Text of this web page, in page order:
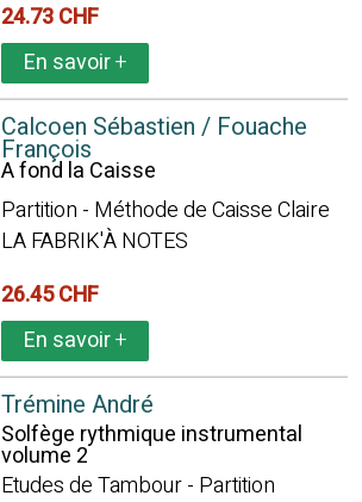
24.73 CHF
En savoir+
Calcoen Sébastien / Fouache
François
A fond la Caisse
Partition - Méthode de Caisse Claire
LA FABRIK'À NOTES
26.45 CHF
En savoir+
Trémine André
Solfège rythmique instrumental
volume 2
Etudes de Tambour - Partition